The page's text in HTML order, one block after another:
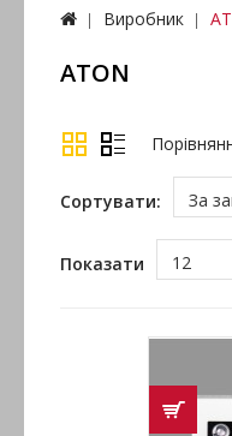
Виробник
ATON
Сортувати: За
Показати 12